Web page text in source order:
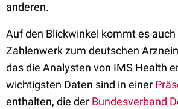
anderen.
Auf den Blickwinkel kommt es
Zahlenwerk zum deutschen
das die Analysten von IMS Health
wichtigsten Daten sind in einer
enthalten, die der Bundesverband